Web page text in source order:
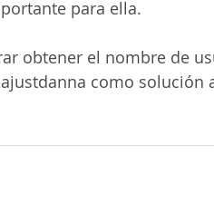
para ella.
obtener el nombre de
como solución